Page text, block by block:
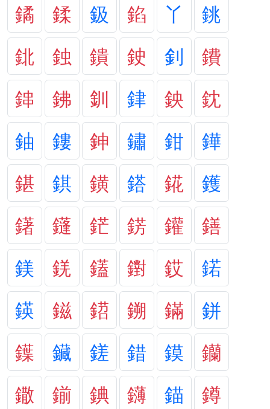
鐍
鍒 鈒 錎 丫
銚
鉳
鉵 鐀 鉂 釗
鐨
鋛
鉘 釧 銉 鉠
鈂
鈾
鏤 鉮 鏽 鉗
鏵
鍖
錤 鐄 鎝 錵
鑊
鐯
鑝 鋩 錺 鑵
鐥
鎂
錓 鑉 鑆 銰
鍩
鍈
鎡 鍣 鎙 鏋
鉼
鐷
鑶 鎈 錯 鏌
钄
鏾
鎆 錪 鑮 錨
鐏